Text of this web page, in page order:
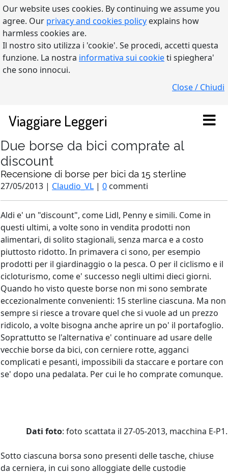
Our website uses cookies. By continuing we assume you
agree. Our privacy and cookies policy explains how
harmless cookies are.
Il nostro sito utilizza i 'cookie'. Se procedi, accetti questa
funzione. La nostra informativa sui cookieti spieghera'
che sono innocui.
Close / Chiudi
Viaggiare Leggeri
Due borse da bici comprate al
discount
Recensione di borse per bici da 15 sterline
27/05/2013 | Claudio_VL | 0 commenti
Aldi e' un "discount", come Lidl, Penny e simili. Come in
questi ultimi, a volte sono in vendita prodotti non
alimentari, di solito stagionali, senza marca e a costo
piuttosto ridotto. In primavera ci sono, per esempio
prodotti per il giardinaggio o la pesca. O per il ciclismo e il
cicloturismo, come e' successo negli ultimi dieci giorni.
Quando ho visto queste borse non mi sono sembrate
eccezionalmente convenienti: 15 sterline ciascuna. Ma non
sempre si riesce a trovare quel che si vuole ad un prezzo
ridicolo, a volte bisogna anche aprire un po' il portafoglio.
Soprattutto se l'alternativa e' continuare ad usare delle
vecchie borse da bici, con cerniere rotte, agganci
complicati e pesanti, impossibili da staccare e portare con
se' dopo una pedalata. Per cui le ho comprate comunque.
Dati foto: foto scattata il 27-05-2013, macchina E-P1.
Sotto ciascuna borsa sono presenti delle tasche, chiuse
da cerniera, in cui sono alloggiate delle custodie